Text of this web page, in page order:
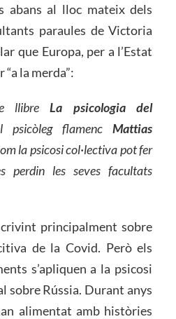
abans al lloc mateix dels
paraules de Victoria
que Europa, per a l’Estat
“a la merda”:
llibreLa psicologia del
psicòleg flamencMattias
la psicosi col·lectiva pot fer
perdin les seves facultats
principalment sobre
de la Covid. Però els
s’apliquen a la psicosi
sobre Rússia. Durant anys
alimentat amb històries